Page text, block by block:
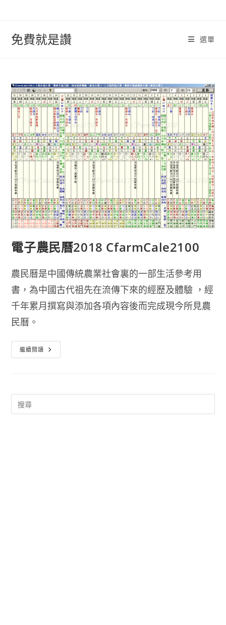
免費就是讚 選單
電子農民曆2018 CfarmCale2100
農民曆是中國傳統農業社會裏的一部生活參考用
書，為中國古代祖先在流傳下來的經歷及體驗 ，經
千年累月撰寫與添加各項內容後而完成現今所見農
民曆。
繼續閱讀 電
子
CfarmCale2100